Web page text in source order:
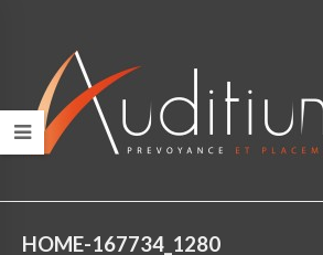
HOME-167734_1280